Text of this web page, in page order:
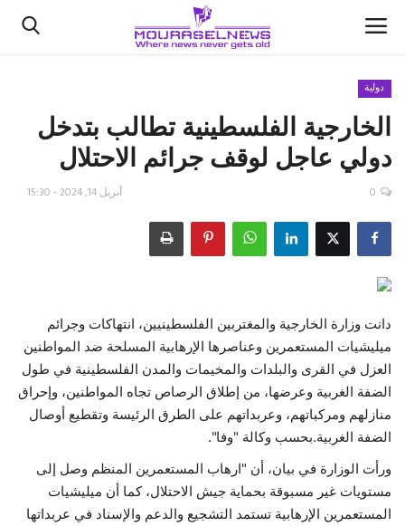
الأخبار
كتّابنا
اقتصاد
رياضة
فيديو
حياة
دولية
الخارجية الفلسطينية تطالب بتدخل
دولي عاجل لوقف جرائم الاحتلال
أبريل 14, 2024 - 15:30 0
دانت وزارة الخارجية والمغتربين الفلسطينيين، انتهاكات وجرائم
ميليشيات المستعمرين وعناصرها الإرهابية المسلحة ضد المواطنين
العزل في القرى والبلدات والمخيمات والمدن الفلسطينية في طول
الضفة الغربية وعرضها، من إطلاق الرصاص تجاه المواطنين، وإحراق
منازلهم ومركباتهم، وعربداتهم على الطرق الرئيسة وتقطيع أوصال
الضفة الغربية.بحسب وكالة "وفا".
ورأت الوزارة في بيان، أن "ارهاب المستعمرين المنظم وصل إلى
مستويات غير مسبوقة بحماية جيش الاحتلال، كما أن ميليشيات
المستعمرين الإرهابية تستمد التشجيع والدعم والإسناد في عربداتها